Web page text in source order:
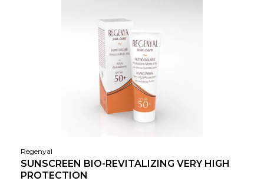
Regenyal
SUNSCREEN BIO-REVITALIZING VERY HIGH
PROTECTION